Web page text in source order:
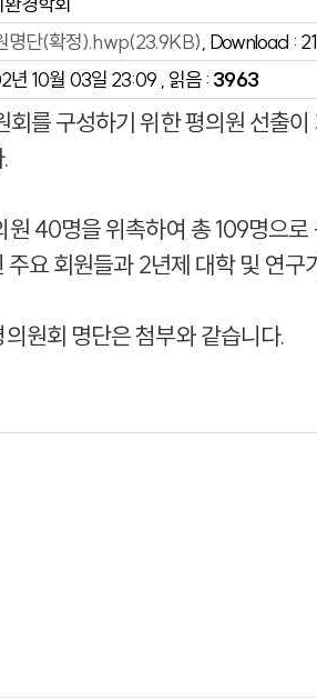
명단(확정).hwp(23.9KB), Download :
년 10월 03일 23:09 , 읽음 : 3963
회를 구성하기 위한 평의원 선출
40명을 위촉하여 총 109명으
주요 회원들과 2년제 대학 및 연
원회 명단은 첨부와 같습니다.